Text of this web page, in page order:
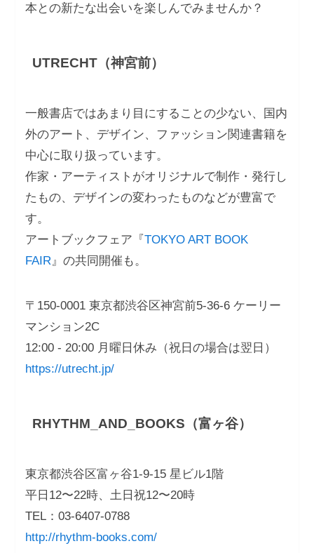
本との新たな出会いを楽しんでみませんか？
UTRECHT（神宮前）
一般書店ではあまり目にすることの少ない、国内
外のアート、デザイン、ファッション関連書籍を
中心に取り扱っています。
作家・アーティストがオリジナルで制作・発行し
たもの、デザインの変わったものなどが豊富で
す。
アートブックフェア『TOKYO ART BOOK
FAIR』の共同開催も。
〒150-0001 東京都渋谷区神宮前5-36-6 ケーリー
マンション2C
12:00 - 20:00 月曜日休み（祝日の場合は翌日）
https://utrecht.jp/
RHYTHM_AND_BOOKS（富ヶ谷）
東京都渋谷区富ヶ谷1-9-15 星ビル1階
平日12〜22時、土日祝12〜20時
TEL：03-6407-0788
http://rhythm-books.com/